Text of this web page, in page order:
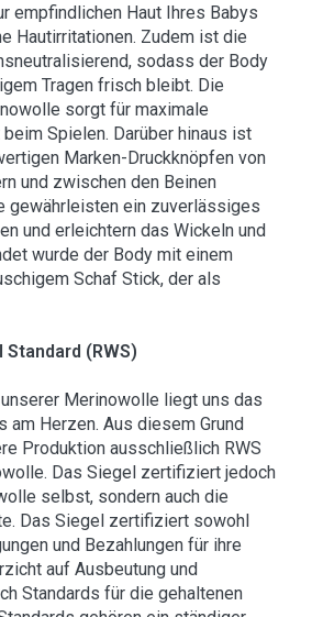
empfindlichen Haut Ihres Babys
Hautirritationen. Zudem ist die
sodass der Body
Tragen frisch bleibt. Die
sorgt für maximale
Spielen. Darüber hinaus ist
Marken-Druckknöpfen von
und zwischen den Beinen
gewährleisten ein zuverlässiges
und erleichtern das Wickeln und
wurde der Body mit einem
Schaf Stick, der als
(RWS)
Merinowolle liegt uns das
am Herzen. Aus diesem Grund
Produktion ausschließlich RWS
Das Siegel zertifiziert jedoch
selbst, sondern auch die
Das Siegel zertifiziert sowohl
und Bezahlungen für ihre
auf Ausbeutung und
Standards für die gehaltenen